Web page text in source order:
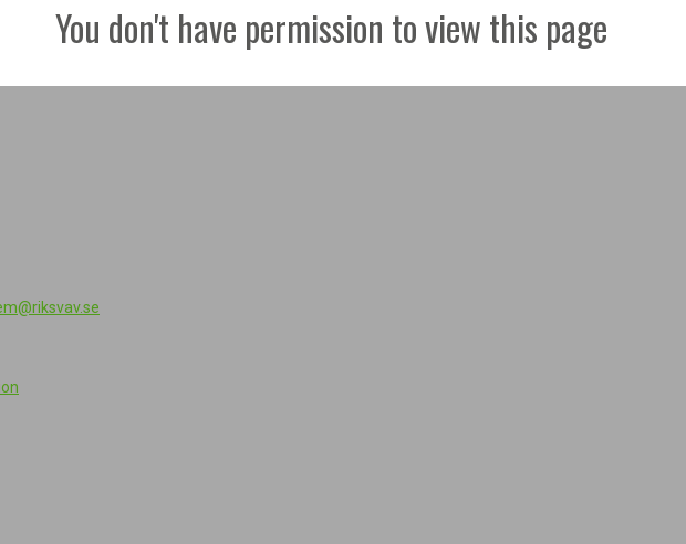
You don't have permission to view this page